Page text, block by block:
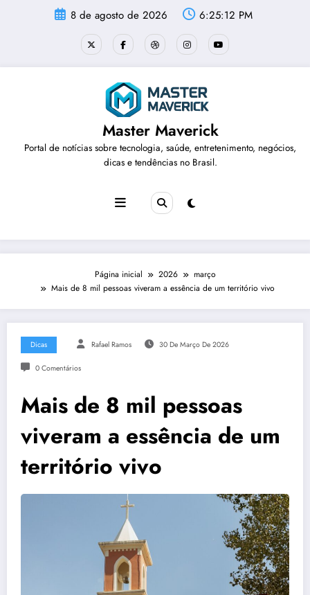
8 de agosto de 2026 6:25:12 PM
Master Maverick
Portal de notícias sobre tecnologia, saúde, entretenimento, negócios,
dicas e tendências no Brasil.
Página inicial 2026
março
Mais de 8 mil pessoas viveram a essência de um território vivo
Dicas Rafael Ramos 30 De Março De 2026
0 Comentários
Mais de 8 mil pessoas
viveram a essência de um
território vivo